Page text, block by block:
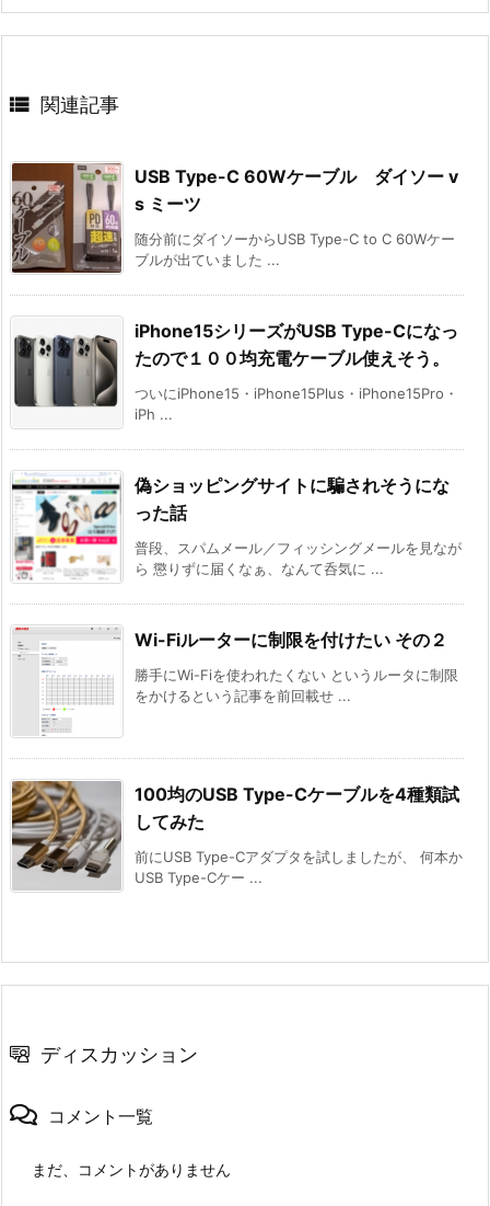
 関連記事
USB Type-C 60Wケーブル ダイソー v
s ミーツ
随分前にダイソーからUSB Type-C to C 60Wケー
ブルが出ていました ...
iPhone15シリーズがUSB Type-Cになっ
たので１００均充電ケーブル使えそう。
ついにiPhone15・iPhone15Plus・iPhone15Pro・
iPh ...
偽ショッピングサイトに騙されそうにな
った話
普段、スパムメール／フィッシングメールを見なが
ら 懲りずに届くなぁ、なんて呑気に ...
Wi-Fiルーターに制限を付けたい その２
勝手にWi-Fiを使われたくない というルータに制限
をかけるという記事を前回載せ ...
100均のUSB Type-Cケーブルを4種類試
してみた
前にUSB Type-Cアダプタを試しましたが、 何本か
USB Type-Cケー ...
ディスカッション
コメント一覧
まだ、コメントがありません